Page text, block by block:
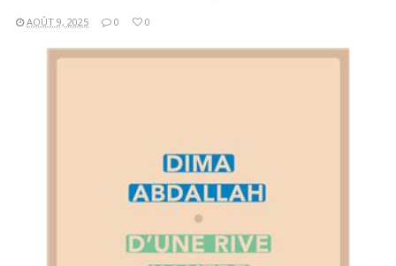
AOÛT 9, 2025 0 0
LIRE LA SUITE